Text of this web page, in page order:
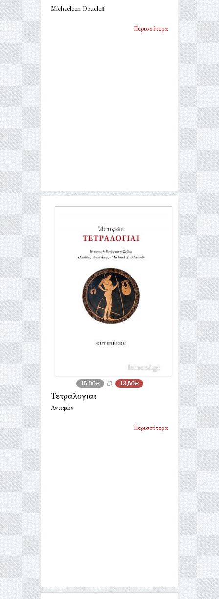
Michaeleen Doucleff
Περισσότερα
15,00€ 13,50€
Τετραλογίαι
Αντιφών
Περισσότερα